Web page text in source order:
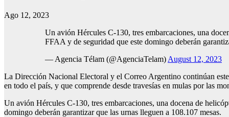
Ago 12, 2023
Un avión Hércules C-130, tres embarcaciones, una
FFAA y de seguridad que este domingo deberán
— Agencia Télam (@AgenciaTelam) August 12, 2023
La Dirección Nacional Electoral y el Correo Argentino continúan
en todo el país, y que comprende desde travesías en mulas por las
Un avión Hércules C-130, tres embarcaciones, una docena de
domingo deberán garantizar que las urnas lleguen a 108.107 mesas.